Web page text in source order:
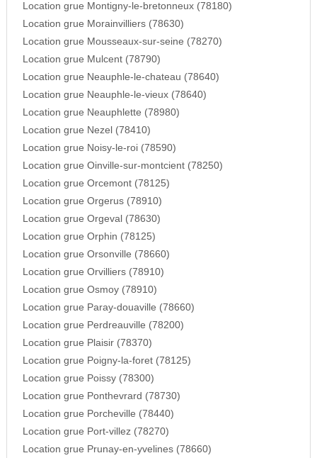
Location grue Montigny-le-bretonneux (78180)
Location grue Morainvilliers (78630)
Location grue Mousseaux-sur-seine (78270)
Location grue Mulcent (78790)
Location grue Neauphle-le-chateau (78640)
Location grue Neauphle-le-vieux (78640)
Location grue Neauphlette (78980)
Location grue Nezel (78410)
Location grue Noisy-le-roi (78590)
Location grue Oinville-sur-montcient (78250)
Location grue Orcemont (78125)
Location grue Orgerus (78910)
Location grue Orgeval (78630)
Location grue Orphin (78125)
Location grue Orsonville (78660)
Location grue Orvilliers (78910)
Location grue Osmoy (78910)
Location grue Paray-douaville (78660)
Location grue Perdreauville (78200)
Location grue Plaisir (78370)
Location grue Poigny-la-foret (78125)
Location grue Poissy (78300)
Location grue Ponthevrard (78730)
Location grue Porcheville (78440)
Location grue Port-villez (78270)
Location grue Prunay-en-yvelines (78660)